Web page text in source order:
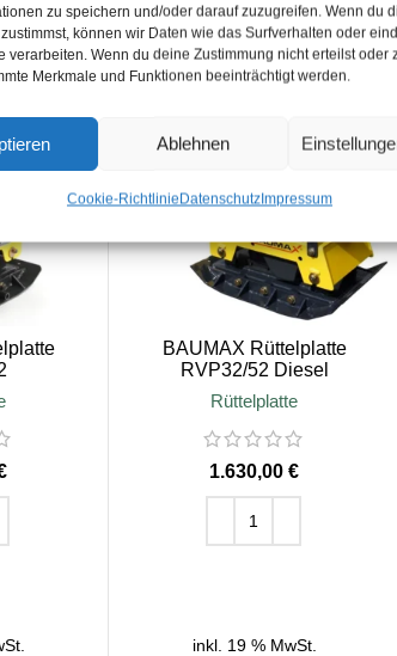
zu speichern und/oder darauf zuzugreifen. Wenn du
können wir Daten wie das Surfverhalten oder
verarbeiten. Wenn du deine Zustimmung nicht erteilst oder
Merkmale und Funktionen beeinträchtigt werden.
Ablehnen
Cookie-RichtlinieDatenschutzImpressum
Lieferzeit:4-12 Tage
BAUMAX Rüttelplatte
RVP32/52 Diesel
Rüttelplatte
€
inkl. 19 % MwSt.